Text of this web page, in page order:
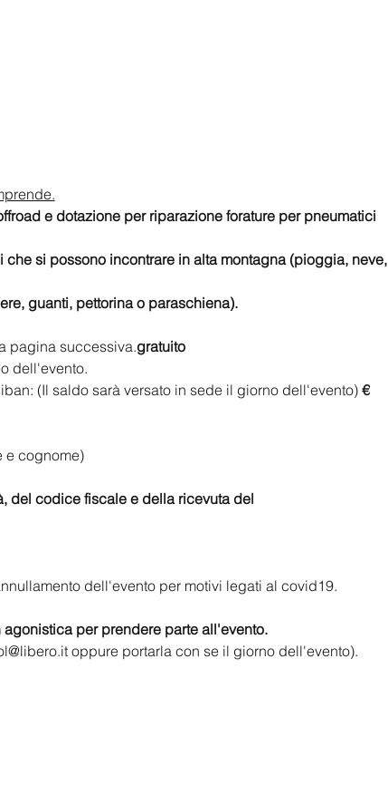
e dotazione per riparazione forature per pneumatici
si possono incontrare in alta montagna (pioggia, neve,
guanti, pettorina o paraschiena).
pagina successiva.gratuito
dell'evento.
(Il saldo sarà versato in sede il giorno dell'evento) €
e cognome)
del codice fiscale e della ricevuta del
dell'evento per motivi legati al covid19.
per prendere parte all'evento.
oppure portarla con se il giorno dell'evento).